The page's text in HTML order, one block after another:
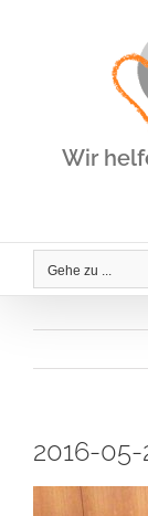
Wir
Gehe zu ...
2016-05-